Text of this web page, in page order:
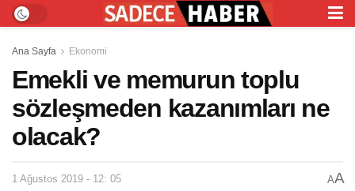
Ana Sayfa Ekonomi
Emekli ve memurun toplu
sözleşmeden kazanımları ne
olacak?
1 Ağustos 2019 - 12: 05 AA